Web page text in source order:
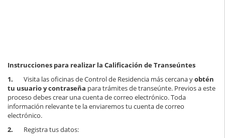
Instrucciones para realizar la Calificación de Transeúntes
1. Visita las oficinas de Control de Residencia más cercana yobtén
tu usuario y contraseña para trámites de transeúnte. Previos a este
proceso debes crear una cuenta de correo electrónico. Toda
información relevante te la enviaremos tu cuenta de correo
electrónico.
2. Registra tus datos: